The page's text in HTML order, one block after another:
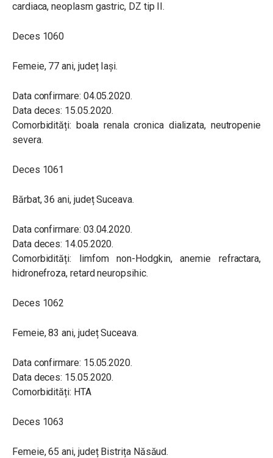
cardiaca, neoplasm gastric, DZ tip II.
Deces 1060
Femeie, 77 ani, județ Iași.
Data confirmare: 04.05.2020.
Data deces: 15.05.2020.
Comorbidități: boala renala cronica dializata, neutropenie
severa.
Deces 1061
Bărbat, 36 ani, județ Suceava.
Data confirmare: 03.04.2020.
Data deces: 14.05.2020.
Comorbidități: limfom non-Hodgkin, anemie refractara,
hidronefroza, retard neuropsihic.
Deces 1062
Femeie, 83 ani, județ Suceava.
Data confirmare: 15.05.2020.
Data deces: 15.05.2020.
Comorbidități: HTA
Deces 1063
Femeie, 65 ani, județ Bistrița Năsăud.